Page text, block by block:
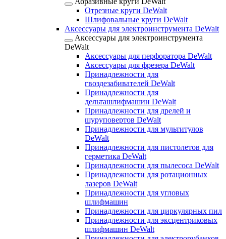
Отрезные круги DeWalt
Шлифовальные круги DeWalt
Аксессуары для электроинструмента DeWalt
Аксессуары для электроинструмента
DeWalt
Аксессуары для перфоратора DeWalt
Аксессуары для фрезера DeWalt
Принадлежности для
гвоздезабивателей DeWalt
Принадлежности для
дельташлифмашин DeWalt
Принадлежности для дрелей и
шуруповертов DeWalt
Принадлежности для мультитулов
DeWalt
Принадлежности для пистолетов для
герметика DeWalt
Принадлежности для пылесоса DeWalt
Принадлежности для ротационных
лазеров DeWalt
Принадлежности для угловых
шлифмашин
Принадлежности для циркулярных пил
Принадлежности для эксцентриковых
шлифмашин DeWalt